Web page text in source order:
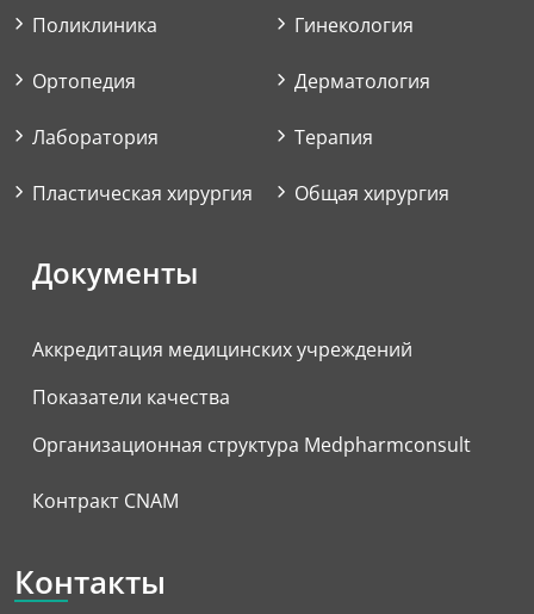
Поликлиника
Ортопедия
Лаборатория
Пластическая хирургия
Гинекология
Дерматология
Терапия
Общая хирургия
Документы
Аккредитация медицинских учреждений
Показатели качества
Организационная структура Medpharmconsult
Контракт CNAM
Контакты